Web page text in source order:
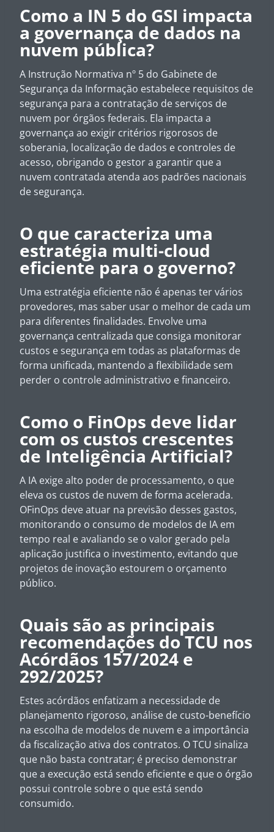
Como a IN 5 do GSI impacta
a governança de dados na
nuvem pública?
A Instrução Normativa nº 5 do Gabinete de
Segurança da Informação estabelece requisitos de
segurança para a contratação de serviços de
nuvem por órgãos federais. Ela impacta a
governança ao exigir critérios rigorosos de
soberania, localização de dados e controles de
acesso, obrigando o gestor a garantir que a
nuvem contratada atenda aos padrões nacionais
de segurança.
O que caracteriza uma
estratégia multi-cloud
eficiente para o governo?
Uma estratégia eficiente não é apenas ter vários
provedores, mas saber usar o melhor de cada um
para diferentes finalidades. Envolve uma
governança centralizada que consiga monitorar
custos e segurança em todas as plataformas de
forma unificada, mantendo a flexibilidade sem
perder o controle administrativo e financeiro.
Como o FinOps deve lidar
com os custos crescentes
de Inteligência Artificial?
A IA exige alto poder de processamento, o que
eleva os custos de nuvem de forma acelerada.
OFinOps deve atuar na previsão desses gastos,
monitorando o consumo de modelos de IA em
tempo real e avaliando se o valor gerado pela
aplicação justifica o investimento, evitando que
projetos de inovação estourem o orçamento
público.
Quais são as principais
recomendações do TCU nos
Acórdãos 157/2024 e
292/2025?
Estes acórdãos enfatizam a necessidade de
planejamento rigoroso, análise de custo-benefício
na escolha de modelos de nuvem e a importância
da fiscalização ativa dos contratos. O TCU sinaliza
que não basta contratar; é preciso demonstrar
que a execução está sendo eficiente e que o órgão
possui controle sobre o que está sendo
consumido.